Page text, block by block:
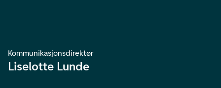
Kommunikasjonsdirektør
Liselotte Lunde